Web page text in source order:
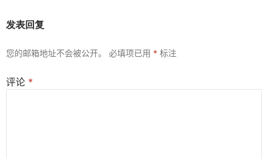
发表回复
您的邮箱地址不会被公开。 必填项已用 * 标注
评论 *